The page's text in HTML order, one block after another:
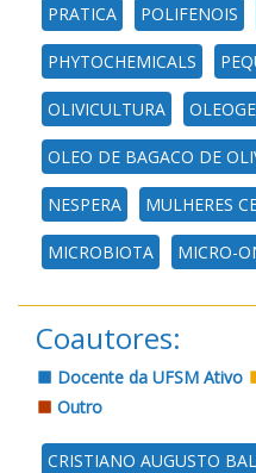
PRATICA POLIFENOIS
PHYTOCHEMICALS
OLIVICULTURA
OLEO DE BAGACO DE
NESPERA MULHERES
MICROBIOTA MICRO-
Coautores:
Docente da UFSM Ativo
Outro
CRISTIANO AUGUSTO